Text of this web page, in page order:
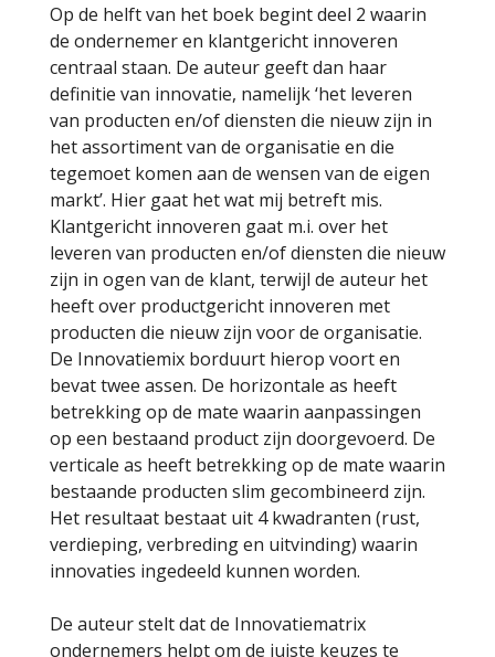
Op de helft van het boek begint deel 2 waarin
de ondernemer en klantgericht innoveren
centraal staan. De auteur geeft dan haar
definitie van innovatie, namelijk ‘het leveren
van producten en/of diensten die nieuw zijn in
het assortiment van de organisatie en die
tegemoet komen aan de wensen van de eigen
markt’. Hier gaat het wat mij betreft mis.
Klantgericht innoveren gaat m.i. over het
leveren van producten en/of diensten die nieuw
zijn in ogen van de klant, terwijl de auteur het
heeft over productgericht innoveren met
producten die nieuw zijn voor de organisatie.
De Innovatiemix borduurt hierop voort en
bevat twee assen. De horizontale as heeft
betrekking op de mate waarin aanpassingen
op een bestaand product zijn doorgevoerd. De
verticale as heeft betrekking op de mate waarin
bestaande producten slim gecombineerd zijn.
Het resultaat bestaat uit 4 kwadranten (rust,
verdieping, verbreding en uitvinding) waarin
innovaties ingedeeld kunnen worden.
De auteur stelt dat de Innovatiematrix
ondernemers helpt om de juiste keuzes te